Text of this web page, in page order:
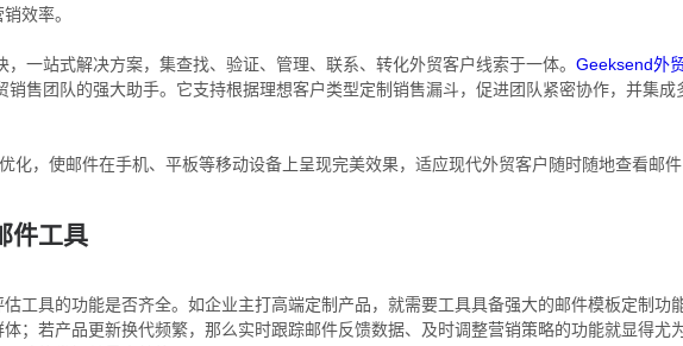
效率。
，一站式解决方案，集查找、验证、管理、联系、转化外贸客户线索于一体。 Geeksend外
销售团队的强大助手。它支持根据理想客户类型定制销售漏斗，促进团队紧密协作，并集成
化，使邮件在手机、平板等移动设备上呈现完美效果，适应现代外贸客户随时随地查看邮件
件工具
工具的功能是否齐全。如企业主打高端定制产品，就需要工具具备强大的邮件模板定制功
；若产品更新换代频繁，那么实时跟踪邮件反馈数据、及时调整营销策略的功能就显得尤